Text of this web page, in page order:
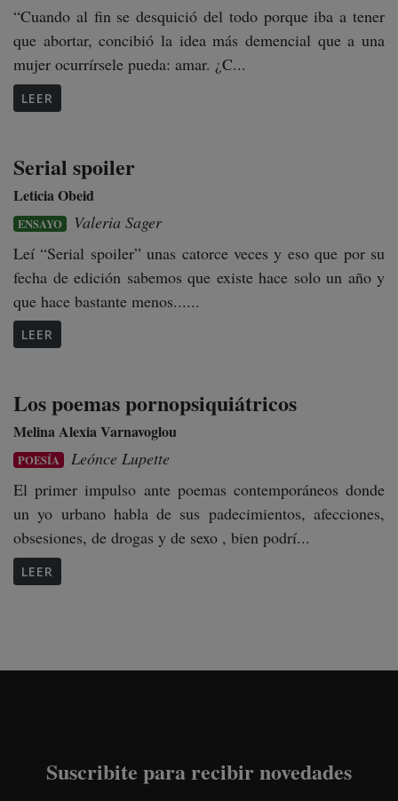
“Cuando al fin se desquició del todo porque iba a tener
que abortar, concibió la idea más demencial que a una
mujer ocurrírsele pueda: amar. ¿C...
LEER
Serial spoiler
Leticia Obeid
ENSAYO
Valeria Sager
Leí “Serial spoiler” unas catorce veces y eso que por su
fecha de edición sabemos que existe hace solo un año y
que hace bastante menos......
LEER
Los poemas pornopsiquiátricos
Melina Alexia Varnavoglou
POESÍA
Leónce Lupette
El primer impulso ante poemas contemporáneos donde
un yo urbano habla de sus padecimientos, afecciones,
obsesiones, de drogas y de sexo , bien podrí...
LEER
Suscribite para recibir novedades